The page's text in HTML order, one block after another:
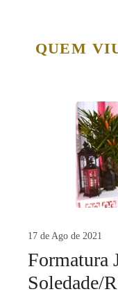
QUEM
17 de Ago de 2021
Formatura
Soledade/